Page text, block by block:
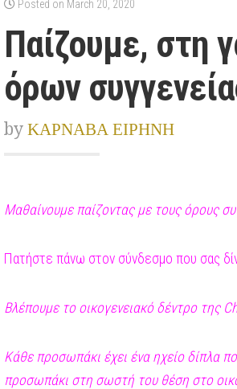
Posted on March 20, 2020
Παίζουμε, στη
όρων
by ΚΑΡΝΑΒΑ ΕΙΡΗΝΗ
Μαθαίνουμε παίζοντας με τους όρους
Πατήστε πάνω στον σύνδεσμο που σας
Βλέπουμε το οικογενειακό δέντρο της
Κάθε προσωπάκι έχει ένα ηχείο δίπλα
προσωπάκι στη σωστή του θέση στο